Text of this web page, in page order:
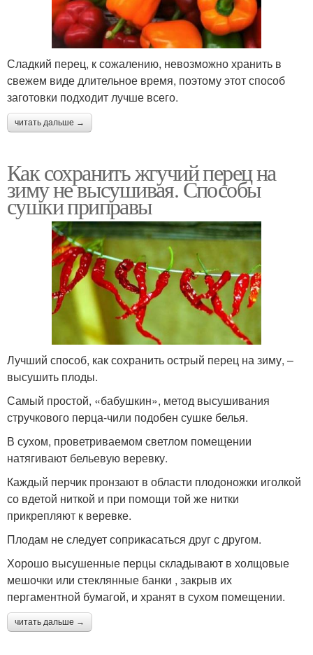
Сладкий перец, к сожалению, невозможно хранить в
свежем виде длительное время, поэтому этот способ
заготовки подходит лучше всего.
читать дальше →
Как сохранить жгучий перец на
зиму не высушивая. Способы
сушки приправы
Лучший способ, как сохранить острый перец на зиму, –
высушить плоды.
Самый простой, «бабушкин», метод высушивания
стручкового перца-чили подобен сушке белья.
В сухом, проветриваемом светлом помещении
натягивают бельевую веревку.
Каждый перчик пронзают в области плодоножки иголкой
со вдетой ниткой и при помощи той же нитки
прикрепляют к веревке.
Плодам не следует соприкасаться друг с другом.
Хорошо высушенные перцы складывают в холщовые
мешочки или стеклянные банки , закрыв их
пергаментной бумагой, и хранят в сухом помещении.
читать дальше →